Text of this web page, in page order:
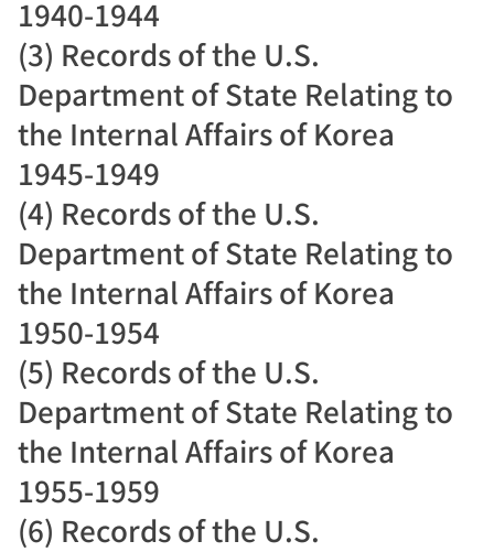
1940-1944
(3) Records of the U.S.
Department of State Relating to
the Internal Affairs of Korea
1945-1949
(4) Records of the U.S.
Department of State Relating to
the Internal Affairs of Korea
1950-1954
(5) Records of the U.S.
Department of State Relating to
the Internal Affairs of Korea
1955-1959
(6) Records of the U.S.